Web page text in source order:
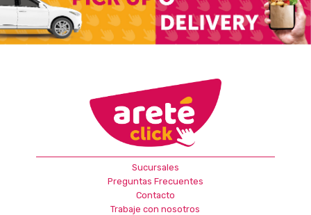
Sucursales
Preguntas Frecuentes
Contacto
Trabaje con nosotros